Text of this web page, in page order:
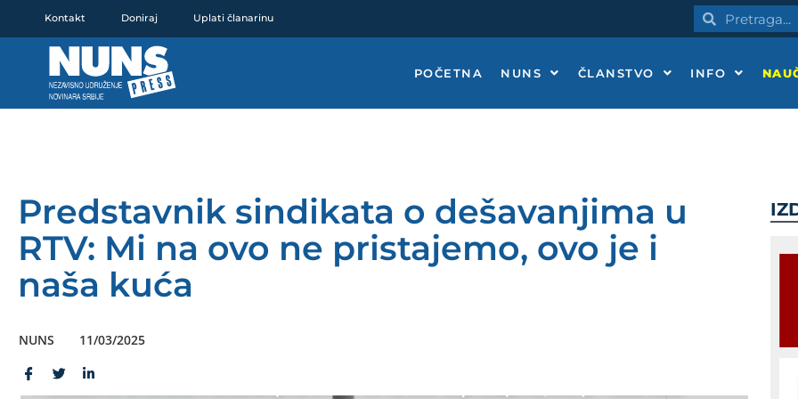
Kontakt Doniraj Uplati članarinu PretragaPretraga
POČETNA NUNS ČLANSTVO INFO
Predstavnik sindikata o dešavanjima u
RTV: Mi na ovo ne pristajemo, ovo je i
naša kuća
NUNS 11/03/2025